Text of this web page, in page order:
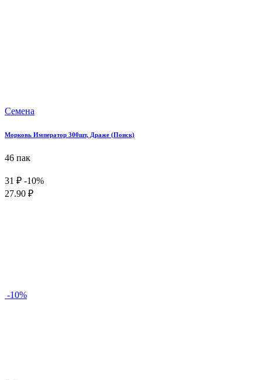
Семена
Морковь Император 300шт, Драже (Поиск)
46 пак
31 ₽ -10%
27.90 ₽
-10%